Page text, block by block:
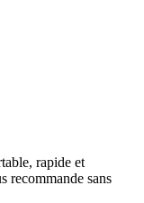
rapide et
recommande sans